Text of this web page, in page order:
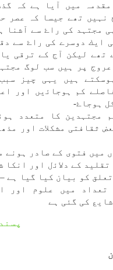
میں آيا ہے كہ
نہیں تھے جيسا كہ عصر
مجتہد كی راۓ سے آشنا
ايك دوسرے كی راۓ سے
تھے ليكن آج كے ترقی
پر ہیں سب لوگ
ہیں یہی چيز
كم ہوجاﺋیں اور
ہوجاۓ-
مجتہدين كا متعدد
ثقافتی مشكلات اور
میں فتوی كے صادر ہونے
كے دلاﺋل اور انكا
تعلق كو بيان كيا گيا ہے –
۱۴۰۰ كی تعداد میں علوم
كی گئی ہے
پسند